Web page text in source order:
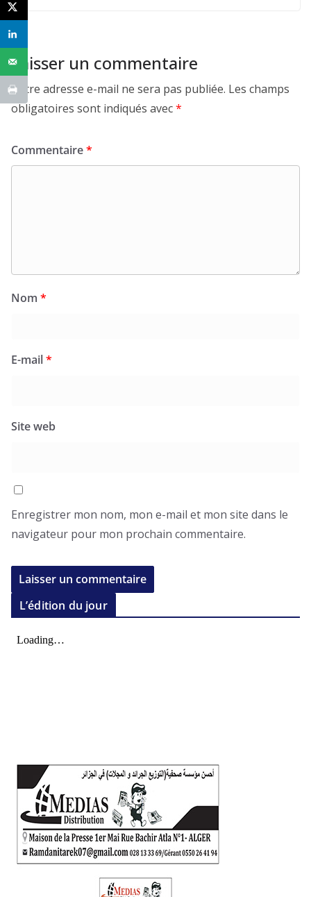
Laisser un commentaire
Votre adresse e-mail ne sera pas publiée. Les champs
obligatoires sont indiqués avec*
Commentaire*
Nom *
E-mail*
Site web
Enregistrer mon nom, mon e-mail et mon site dans le
navigateur pour mon prochain commentaire.
L’édition du jour